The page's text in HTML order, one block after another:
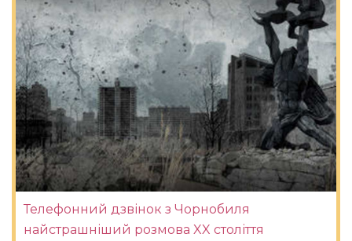
Телефонний дзвінок з Чорнобиля
найстрашніший розмова XX століття